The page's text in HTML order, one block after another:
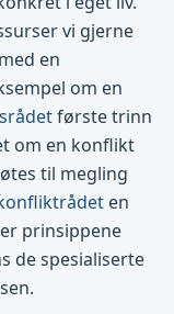
vi gjerne
en
om en
første trinn
om en konflikt
til megling
en
prinsippene
de spesialiserte